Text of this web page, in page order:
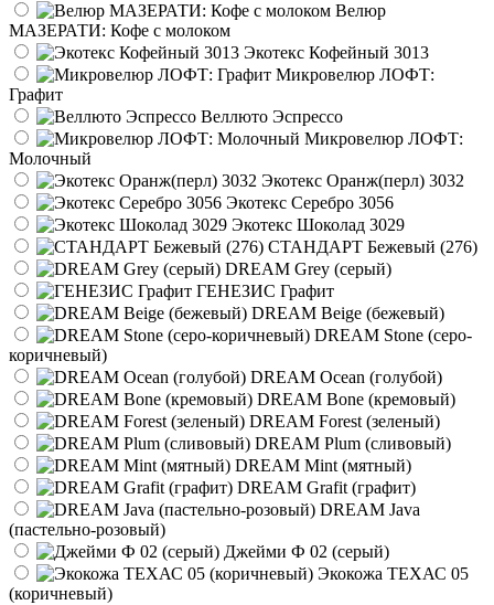
Велюр
МАЗЕРАТИ: Кофе с молоком
Экотекс Кофейный 3013
Микровелюр ЛОФТ:
Графит
Веллюто Эспрессо
Микровелюр ЛОФТ:
Молочный
Экотекс Оранж(перл) 3032
Экотекс Серебро 3056
Экотекс Шоколад 3029
СТАНДАРТ Бежевый (276)
DREAM Grey (серый)
ГЕНЕЗИС Графит
DREAM Beige (бежевый)
DREAM Stone (серо-
коричневый)
DREAM Ocean (голубой)
DREAM Bone (кремовый)
DREAM Forest (зеленый)
DREAM Plum (сливовый)
DREAM Mint (мятный)
DREAM Grafit (графит)
DREAM Java
(пастельно-розовый)
Джейми Ф 02 (серый)
Экокожа ТЕХАС 05
(коричневый)